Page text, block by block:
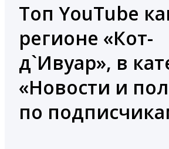
Топ YouTube
регионе «Кот-
д`Ивуар», в
«Новости и
по